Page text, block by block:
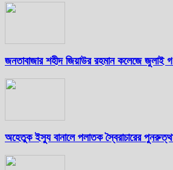
জনতাবাজার শহীদ জিয়াউর রহমান কলেজে জুলাই
অহেতুক ইস্যু বানালে পলাতক স্বৈরাচারের